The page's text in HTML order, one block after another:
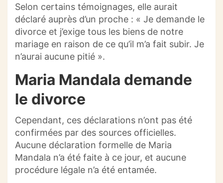
Selon certains témoignages, elle aurait
déclaré auprès d’un proche : « Je demande le
divorce et j’exige tous les biens de notre
mariage en raison de ce qu’il m’a fait subir. Je
n’aurai aucune pitié ».
Maria Mandala demande
le divorce
Cependant, ces déclarations n’ont pas été
confirmées par des sources officielles.
Aucune déclaration formelle de Maria
Mandala n’a été faite à ce jour, et aucune
procédure légale n’a été entamée.